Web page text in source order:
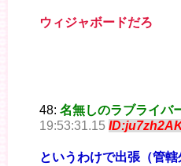
ウィジャボードだろ
48: 名無しのラブライバ
19:53:31.15
というわけで出張（管